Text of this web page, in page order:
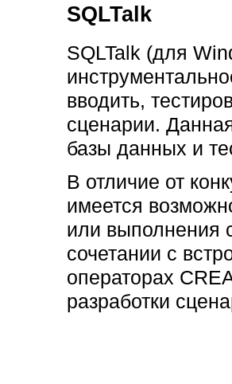
SQLTalk
SQLTalk (для
вводить,
сценарии.
базы данных и
В отличие от
имеется
или выполнения
сочетании с
операторах
разработки